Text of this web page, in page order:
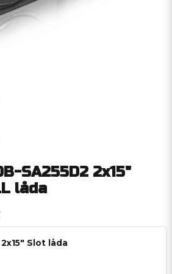
SA255D2 2x15"
låda
Slot låda